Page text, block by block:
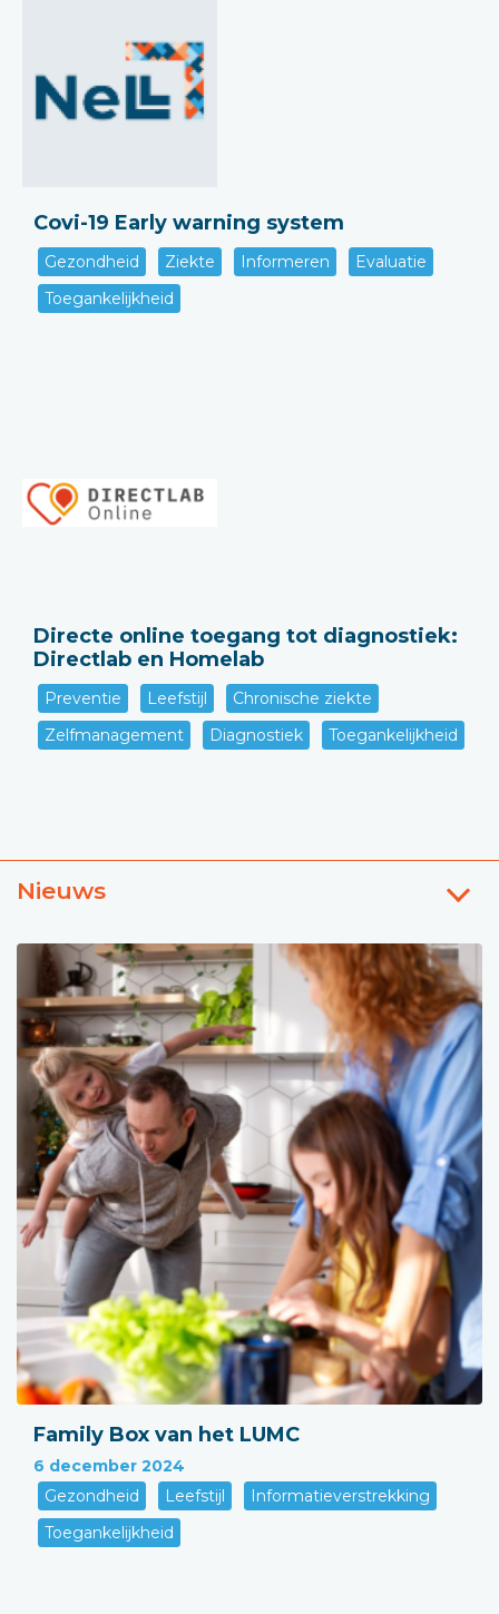
Covi-19 Early warning system
Gezondheid Ziekte Informeren
Evaluatie
Toegankelijkheid
Directe online toegang tot diagnostiek:
Directlab en Homelab
Preventie Leefstijl
Chronische ziekte
Zelfmanagement
Diagnostiek Toegankelijkheid
Nieuws
Family Box van het LUMC
6 december 2024
Gezondheid
Leefstijl
Informatieverstrekking
Toegankelijkheid